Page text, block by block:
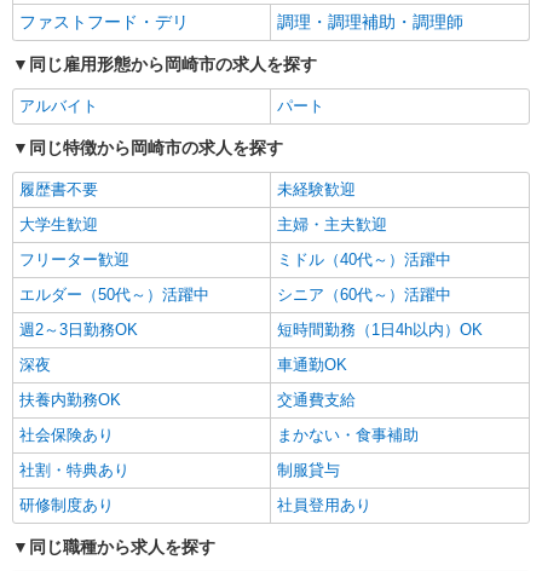
ファストフード・デリ
調理・調理補助・調理師
同じ雇用形態から岡崎市の求人を探す
アルバイト パート
同じ特徴から岡崎市の求人を探す
履歴書不要
未経験歓迎
大学生歓迎
主婦・主夫歓迎
フリーター歓迎
ミドル（40代～）活躍中
エルダー（50代～）活躍中
シニア（60代～）活躍中
週2～3日勤務OK
短時間勤務（1日4h以内）OK
深夜
車通勤OK
扶養内勤務OK
交通費支給
社会保険あり
まかない・食事補助
社割・特典あり
制服貸与
研修制度あり
社員登用あり
同じ職種から求人を探す